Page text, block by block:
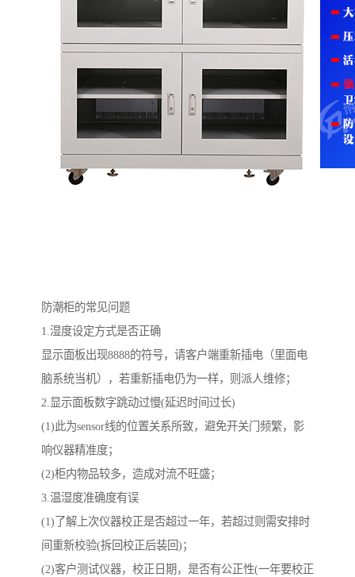
防潮柜的常见问题
1.湿度设定方式是否正确
显示面板出现8888的符号，请客户端重新插电（里面电
脑系统当机），若重新插电仍为一样，则派人维修；
2.显示面板数字跳动过慢(延迟时间过长)
(1)此为sensor线的位置关系所致，避免开关门频繁，影
响仪器精准度；
(2)柜内物品较多，造成对流不旺盛；
3.温湿度准确度有误
(1)了解上次仪器校正是否超过一年，若超过则需安排时
间重新校验(拆回校正后装回)；
(2)客户测试仪器，校正日期，是否有公正性(一年要校正